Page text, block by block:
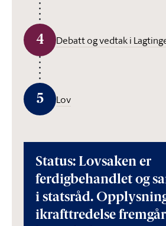
4 Debatt og vedtak i
5 Lov
Status: Lovsaken er
ferdigbehandlet og
i statsråd.
ikrafttredelse